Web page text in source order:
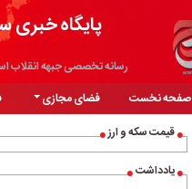
پایگاه خبری
رسانه تخصصی جبهه انقلاب
صفحه نخست فضای مجازی
قیمت سکه و ارز
یادداشت